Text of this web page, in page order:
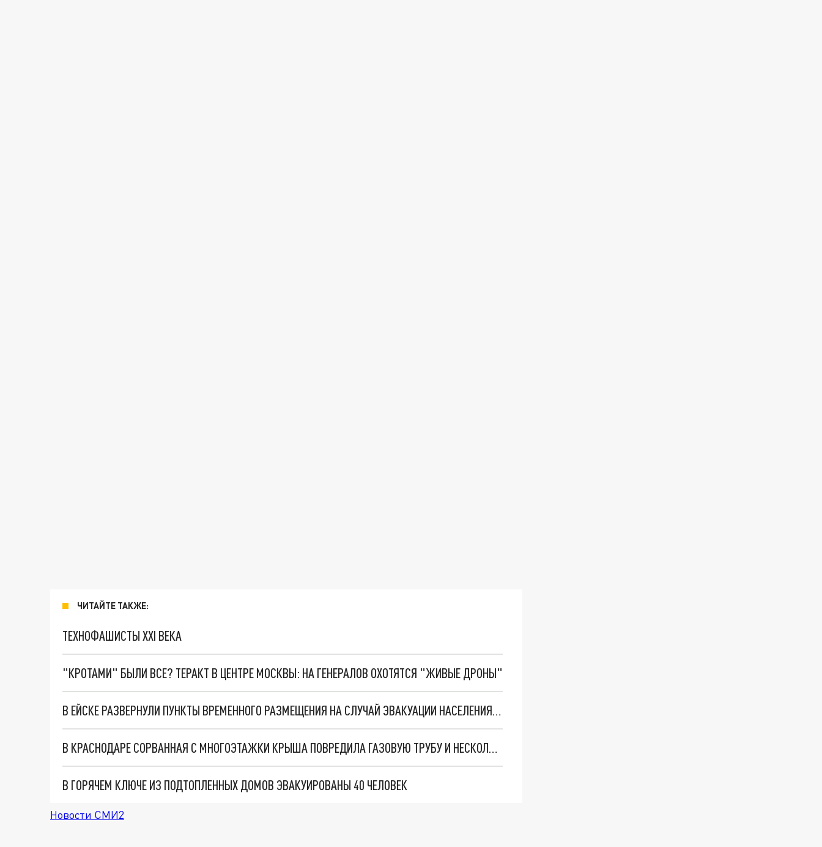
ЧИТАЙТЕ ТАКЖЕ:
ТЕХНОФАШИСТЫ XXI ВЕКА
"КРОТАМИ" БЫЛИ ВСЕ? ТЕРАКТ В ЦЕНТРЕ МОСКВЫ: НА ГЕНЕРАЛОВ ОХОТЯТСЯ "ЖИВЫЕ ДРОНЫ"
В ЕЙСКЕ РАЗВЕРНУЛИ ПУНКТЫ ВРЕМЕННОГО РАЗМЕЩЕНИЯ НА СЛУЧАЙ ЭВАКУАЦИИ НАСЕЛЕНИЯ ИЗ ЗОНЫ ПОТОПА
В КРАСНОДАРЕ СОРВАННАЯ С МНОГОЭТАЖКИ КРЫША ПОВРЕДИЛА ГАЗОВУЮ ТРУБУ И НЕСКОЛЬКО ЧАСТНЫХ ДОМОВ
В ГОРЯЧЕМ КЛЮЧЕ ИЗ ПОДТОПЛЕННЫХ ДОМОВ ЭВАКУИРОВАНЫ 40 ЧЕЛОВЕК
Новости СМИ2